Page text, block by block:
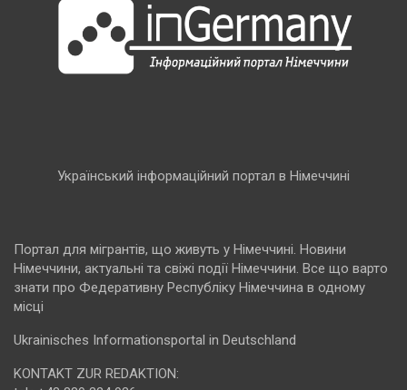
Український інформаційний портал в Німеччині
Портал для мігрантів, що живуть у Німеччині. Новини
Німеччини, актуальні та свіжі події Німеччини. Все що варто
знати про Федеративну Республіку Німеччина в одному
місці
Ukrainisches Informationsportal in Deutschland
KONTAKT ZUR REDAKTION: